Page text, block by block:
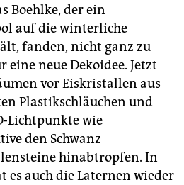
Boehlke, der ein
auf die winterliche
fanden, nicht ganz zu
eine neue Dekoidee. Jetzt
vor Eiskristallen aus
Plastikschläuchen und
Lichtpunkte wie
den Schwanz
hinabtropfen. In
es auch die Laternen wieder